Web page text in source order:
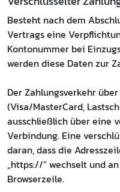
Besteht nach dem
Vertrags eine
Kontonummer bei
werden diese Daten zur
Der Zahlungsverkehr
(Visa/MasterCard,
ausschließlich über eine
Verbindung. Eine
daran, dass die
„https://“ wechselt und
Browserzeile.